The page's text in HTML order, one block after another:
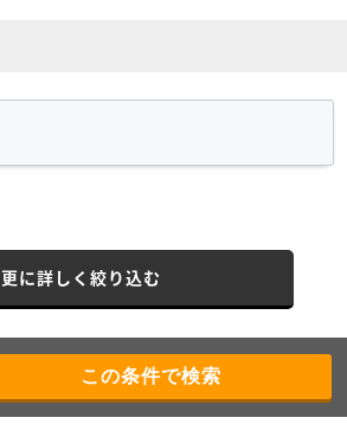
更に詳しく絞り込む